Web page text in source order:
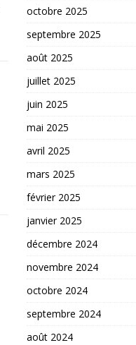
octobre 2025
septembre 2025
août 2025
juillet 2025
juin 2025
mai 2025
avril 2025
mars 2025
février 2025
janvier 2025
décembre 2024
novembre 2024
octobre 2024
septembre 2024
août 2024